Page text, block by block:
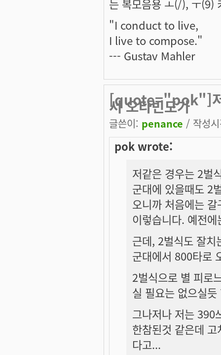
는 복모음용 ㅗ(/), ㅜ(9)
"I conduct to live,
I live to compose."
--- Gustav Mahler
[quote="pok"]저
서 오타빈도가
글쓴이: penance / 작성
pok wrote:
저같은 경우는 2벌
군대에 있을때도 2
오니까 처음에는
이렇습니다. 예전
근데, 2벌식도 잘치
군대에서 800타로
2벌식으로 별 피로
실 필요는 없으실듯
그나저나 저는 390
한참된것 같은데
다고...